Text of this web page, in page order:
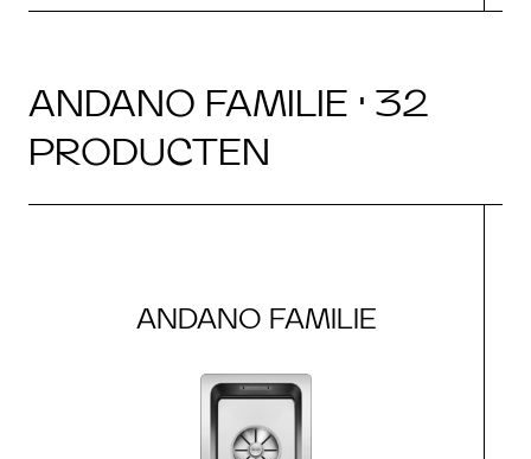
ANDANO FAMILIE · 32
PRODUCTEN
ANDANO FAMILIE